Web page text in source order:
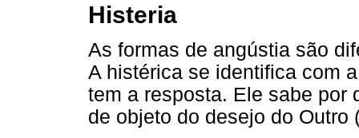
Histeria
As formas de angústia são
A histérica se identifica com
tem a resposta. Ele sabe por
de objeto do desejo do